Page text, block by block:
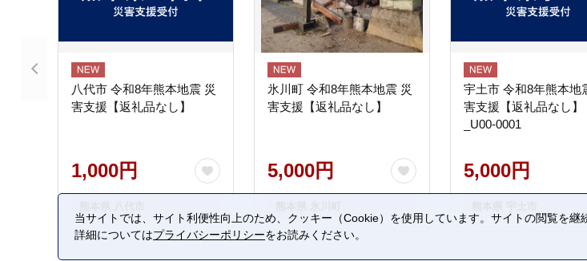
八代市 令和8年熊本地震 災
害支援【返礼品なし】
1,000円
氷川町 令和8年熊本地震 災
害支援【返礼品なし】
5,000円
宇土市 令和8年熊本地
害支援【返礼品なし】
_U00-0001
5,000円
当サイトでは、サイト利便性向上のため、クッキー（Cookie）を使用しています。サイトの閲覧を継
詳細についてはプライバシーポリシーをお読みください。